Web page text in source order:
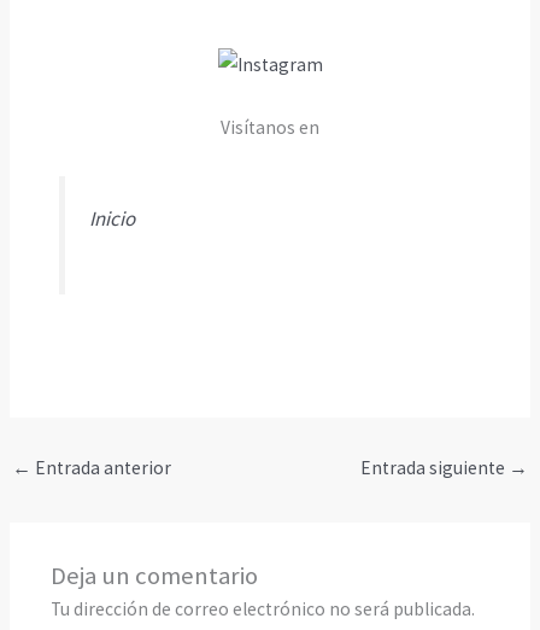
Visítanos en
Inicio
← Entrada anterior Entrada siguiente →
Deja un comentario
Tu dirección de correo electrónico no será publicada.